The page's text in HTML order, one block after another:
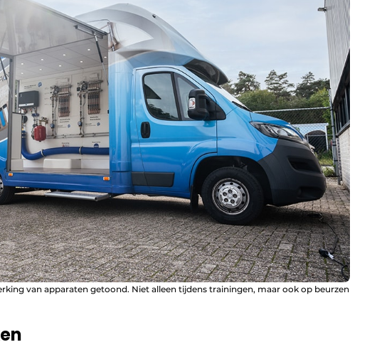
van apparaten getoond. Niet alleen tijdens trainingen, maar ook op beurzen